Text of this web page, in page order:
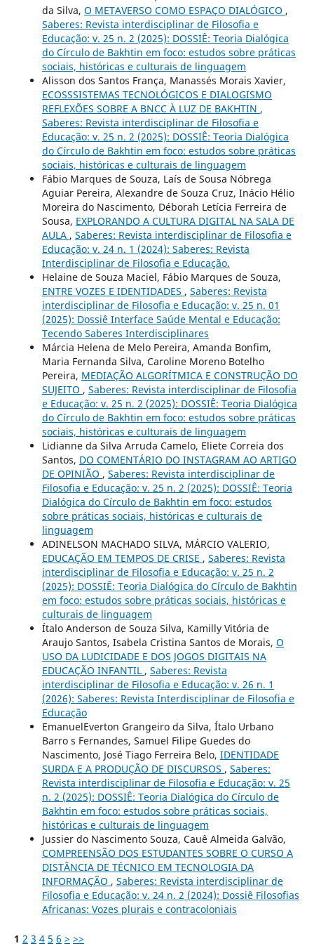
da Silva, O METAVERSO COMO ESPAÇO DIALÓGICO ,
Saberes: Revista interdisciplinar de Filosofia e
Educação: v. 25 n. 2 (2025): DOSSIÊ: Teoria Dialógica
do Círculo de Bakhtin em foco: estudos sobre práticas
sociais, históricas e culturais de linguagem
Alisson dos Santos França, Manassés Morais Xavier,
ECOSSSISTEMAS TECNOLÓGICOS E DIALOGISMO
REFLEXÕES SOBRE A BNCC À LUZ DE BAKHTIN ,
Saberes: Revista interdisciplinar de Filosofia e
Educação: v. 25 n. 2 (2025): DOSSIÊ: Teoria Dialógica
do Círculo de Bakhtin em foco: estudos sobre práticas
sociais, históricas e culturais de linguagem
Fábio Marques de Souza, Laís de Sousa Nóbrega
Aguiar Pereira, Alexandre de Souza Cruz, Inácio Hélio
Moreira do Nascimento, Déborah Letícia Ferreira de
Sousa, EXPLORANDO A CULTURA DIGITAL NA SALA DE
AULA , Saberes: Revista interdisciplinar de Filosofia e
Educação: v. 24 n. 1 (2024): Saberes: Revista
Interdisciplinar de Filosofia e Educação.
Helaine de Souza Maciel, Fábio Marques de Souza,
ENTRE VOZES E IDENTIDADES , Saberes: Revista
interdisciplinar de Filosofia e Educação: v. 25 n. 01
(2025): Dossiê Interface Saúde Mental e Educação:
Tecendo Saberes Interdisciplinares
Márcia Helena de Melo Pereira, Amanda Bonfim,
Maria Fernanda Silva, Caroline Moreno Botelho
Pereira, MEDIAÇÃO ALGORÍTMICA E CONSTRUÇÃO DO
SUJEITO , Saberes: Revista interdisciplinar de Filosofia
e Educação: v. 25 n. 2 (2025): DOSSIÊ: Teoria Dialógica
do Círculo de Bakhtin em foco: estudos sobre práticas
sociais, históricas e culturais de linguagem
Lidianne da Silva Arruda Camelo, Eliete Correia dos
Santos, DO COMENTÁRIO DO INSTAGRAM AO ARTIGO
DE OPINIÃO , Saberes: Revista interdisciplinar de
Filosofia e Educação: v. 25 n. 2 (2025): DOSSIÊ: Teoria
Dialógica do Círculo de Bakhtin em foco: estudos
sobre práticas sociais, históricas e culturais de
linguagem
ADINELSON MACHADO SILVA, MÁRCIO VALERIO,
EDUCAÇÃO EM TEMPOS DE CRISE , Saberes: Revista
interdisciplinar de Filosofia e Educação: v. 25 n. 2
(2025): DOSSIÊ: Teoria Dialógica do Círculo de Bakhtin
em foco: estudos sobre práticas sociais, históricas e
culturais de linguagem
Ítalo Anderson de Souza Silva, Kamilly Vitória de
Araujo Santos, Isabela Cristina Santos de Morais, O
USO DA LUDICIDADE E DOS JOGOS DIGITAIS NA
EDUCAÇÃO INFANTIL , Saberes: Revista
interdisciplinar de Filosofia e Educação: v. 26 n. 1
(2026): Saberes: Revista Interdisciplinar de Filosofia e
Educação
EmanuelEverton Grangeiro da Silva, Ítalo Urbano
Barro s Fernandes, Samuel Filipe Guedes do
Nascimento, José Tiago Ferreira Belo, IDENTIDADE
SURDA E A PRODUÇÃO DE DISCURSOS , Saberes:
Revista interdisciplinar de Filosofia e Educação: v. 25
n. 2 (2025): DOSSIÊ: Teoria Dialógica do Círculo de
Bakhtin em foco: estudos sobre práticas sociais,
históricas e culturais de linguagem
Jussier do Nascimento Souza, Cauê Almeida Galvão,
COMPREENSÃO DOS ESTUDANTES SOBRE O CURSO A
DISTÂNCIA DE TÉCNICO EM TECNOLOGIA DA
INFORMAÇÃO , Saberes: Revista interdisciplinar de
Filosofia e Educação: v. 24 n. 2 (2024): Dossiê Filosofias
Africanas: Vozes plurais e contracoloniais
1 2 3 4 5 6 > >>